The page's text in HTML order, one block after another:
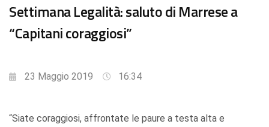
Settimana Legalità: saluto di Marrese a
“Capitani coraggiosi”
23 Maggio 2019 16:34
“Siate coraggiosi, affrontate le paure a testa alta e